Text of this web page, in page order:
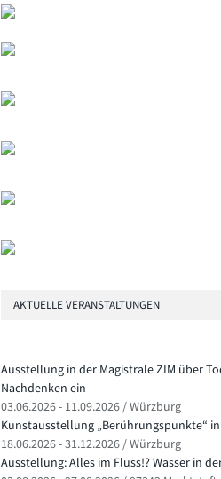
AKTUELLE VERANSTALTUNGEN
Ausstellung in der Magistrale ZIM über
Nachdenken ein
03.06.2026 - 11.09.2026 / Würzburg
Kunstausstellung „Berührungspunkte“
18.06.2026 - 31.12.2026 / Würzburg
Ausstellung: Alles im Fluss!? Wasser in